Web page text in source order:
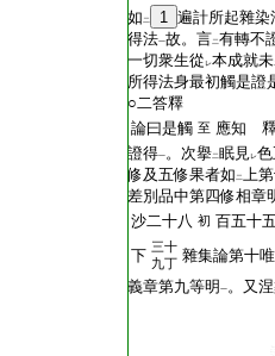
如 二 1 遍計所起雜染
得法一故。言二有轉不
一切衆生從 レ本成就未
所得法身最初觸是證
○二答釋
論曰是觸 至 應知
證得一。次擧二眠見レ
修及五修果者如 二上
差別品中第四修相章
沙二十八 初 百五十
下 三十
九丁 雜集論第十
義章第九等明 一。又